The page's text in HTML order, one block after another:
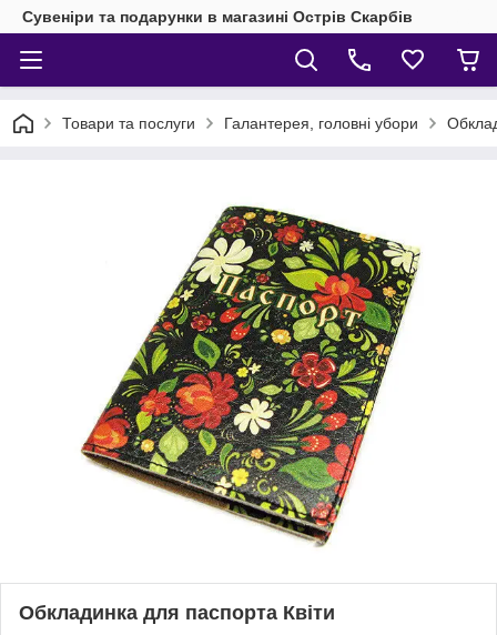
Сувеніри та подарунки в магазині Острів Скарбів
Товари та послуги Галантерея, головні убори
Обкладинка для паспорта Квіти